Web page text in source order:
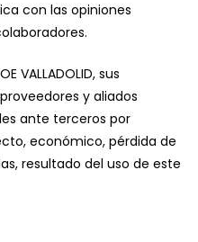
con las opiniones
VALLADOLID, sus
y aliados
ante terceros por
económico, pérdida de
resultado del uso de este